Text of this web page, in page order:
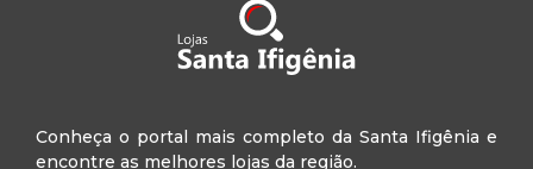
Conheça o portal mais completo da Santa Ifigênia e
encontre as melhores lojas da região.